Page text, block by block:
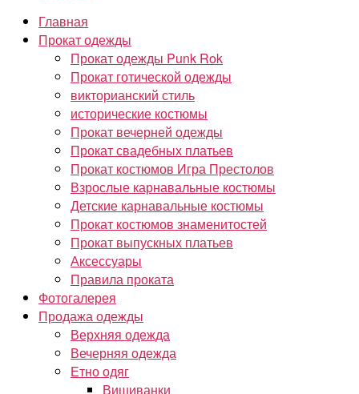
Главная
Прокат одежды
Прокат одежды Punk Rok
Прокат готической одежды
викторианский стиль
исторические костюмы
Прокат вечерней одежды
Прокат свадебных платьев
Прокат костюмов Игра Престолов
Взрослые карнавальные костюмы
Детские карнавальные костюмы
Прокат костюмов знаменитостей
Прокат выпускных платьев
Аксессуары
Правила проката
Фотогалерея
Продажа одежды
Верхняя одежда
Вечерняя одежда
Етно одяг
Вишиванки